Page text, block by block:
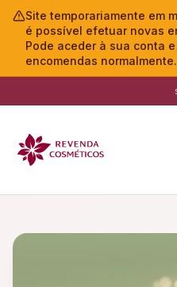
Site temporariamente em
é possível efetuar novas
Pode aceder à sua conta
encomendas normalmente.